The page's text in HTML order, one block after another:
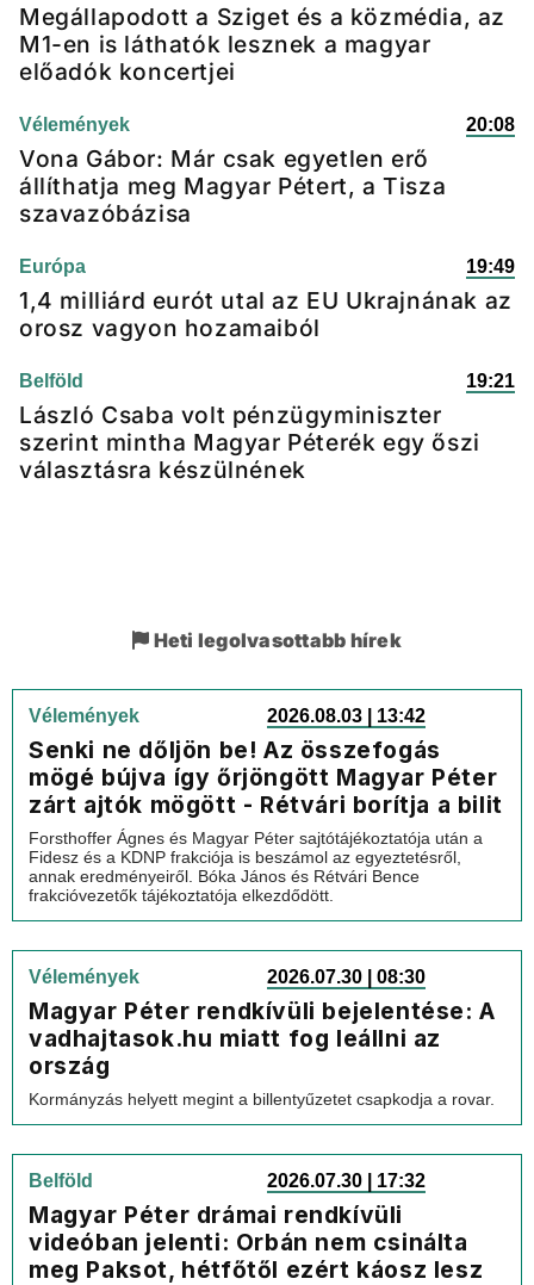
Megállapodott a Sziget és a közmédia, az
M1-en is láthatók lesznek a magyar
előadók koncertjei
Vélemények 20:08
Vona Gábor: Már csak egyetlen erő
állíthatja meg Magyar Pétert, a Tisza
szavazóbázisa
Európa 19:49
1,4 milliárd eurót utal az EU Ukrajnának az
orosz vagyon hozamaiból
Belföld 19:21
László Csaba volt pénzügyminiszter
szerint mintha Magyar Péterék egy őszi
választásra készülnének
Heti legolvasottabb hírek
Vélemények 2026.08.03 | 13:42
Senki ne dőljön be! Az összefogás
mögé bújva így őrjöngött Magyar Péter
zárt ajtók mögött - Rétvári borítja a bilit
Forsthoffer Ágnes és Magyar Péter sajtótájékoztatója után a
Fidesz és a KDNP frakciója is beszámol az egyeztetésről,
annak eredményeiről. Bóka János és Rétvári Bence
frakcióvezetők tájékoztatója elkezdődött.
Vélemények 2026.07.30 | 08:30
Magyar Péter rendkívüli bejelentése: A
vadhajtasok.hu miatt fog leállni az
ország
Kormányzás helyett megint a billentyűzetet csapkodja a rovar.
Belföld 2026.07.30 | 17:32
Magyar Péter drámai rendkívüli
videóban jelenti: Orbán nem csinálta
meg Paksot, hétfőtől ezért káosz lesz